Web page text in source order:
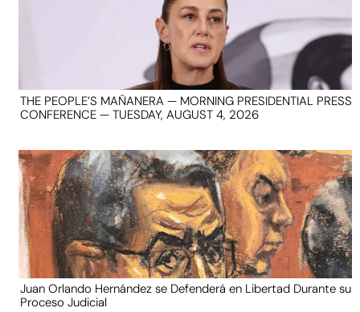
THE PEOPLE’S MAÑANERA — MORNING PRESIDENTIAL PRESS
CONFERENCE — TUESDAY, AUGUST 4, 2026
Juan Orlando Hernández se Defenderá en Libertad Durante su
Proceso Judicial